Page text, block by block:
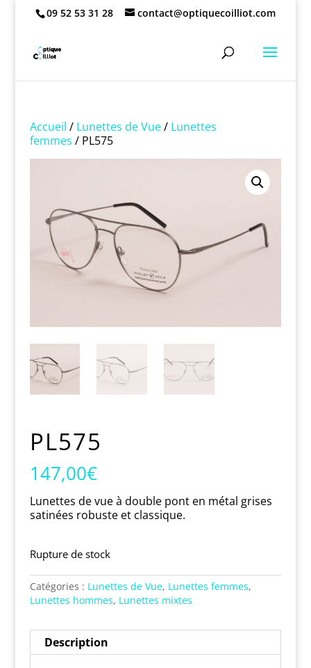
09 52 53 31 28 contact@optiquecoilliot.com
Accueil / Lunettes de Vue/ Lunettes
femmes / PL575
PL575
147,00€
Lunettes de vue à double pont en métal grises
satinées robuste et classique.
Rupture de stock
Catégories : Lunettes de Vue, Lunettes femmes,
Lunettes hommes, Lunettes mixtes
Description